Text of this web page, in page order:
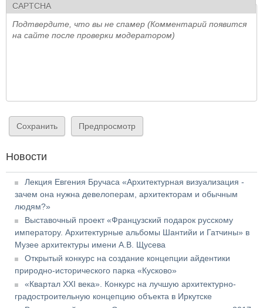
CAPTCHA
Подтвердите, что вы не спамер (Комментарий появится
на сайте после проверки модератором)
Новости
Лекция Евгения Бручаса «Архитектурная визуализация -
зачем она нужна девелоперам, архитекторам и обычным
людям?»
Выставочный проект «Французский подарок русскому
императору. Архитектурные альбомы Шантийи и Гатчины» в
Музее архитектуры имени А.В. Щусева
Открытый конкурс на создание концепции айдентики
природно-исторического парка «Кусково»
«Квартал XXI века». Конкурс на лучшую архитектурно-
градостроительную концепцию объекта в Иркутске